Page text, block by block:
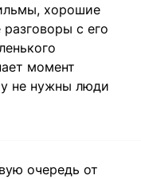
хорошие
с его
момент
не нужны люди
очередь от